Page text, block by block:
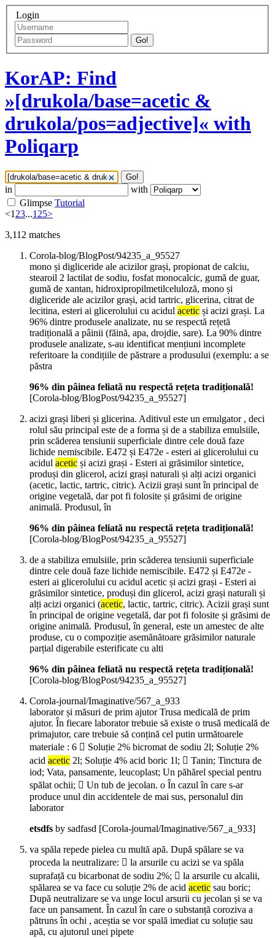
Login
Go!
KorAP: Find
»[drukola/base=acetic &
drukola/pos=adjective]« with
Poliqarp
Go!
in
with
Glimpse Tutorial
<123...125>
3,112 matches
Corola-blog/BlogPost/94235_a_95527
mono și digliceride ale acizilor grași, propionat de calciu,
stearoil 2 lactilat de sodiu, fosfat monocalcic, gumă de guar,
gumă de xantan, hidroxipropilmetilceluloză, mono și
digliceride ale acizilor grași, acid tartric, glicerina, citrat de
lecitina, esteri ai glicerolului cu acidul acetic și acizi grași. La
96% dintre produsele analizate, nu se respectă rețetă
tradițională a pâinii (făină, apa, drojdie, sare). La 90% dintre
produsele analizate, s-au identificat mențiuni incomplete
referitoare la condițiile de păstrare a produsului (exemplu: a se
păstra
96% din pâinea feliată nu respectă rețeta tradițională!
[Corola-blog/BlogPost/94235_a_95527]
acizi grași liberi și glicerina. Aditivul este un emulgator , deci
rolul său principal este de a forma și de a stabiliza emulsiile,
prin scăderea tensiunii superficiale dintre cele două faze
lichide nemiscibile. E472 și E472e - esteri ai glicerolului cu
acidul acetic și acizi grași - Esteri ai grăsimilor sintetice,
produși din glicerol, acizi grași naturali și alți acizi organici
(acetic, lactic, tartric, citric). Acizii grași sunt în principal de
origine vegetală, dar pot fi folosite și grăsimi de origine
animală. Produsul, în
96% din pâinea feliată nu respectă rețeta tradițională!
[Corola-blog/BlogPost/94235_a_95527]
de a stabiliza emulsiile, prin scăderea tensiunii superficiale
dintre cele două faze lichide nemiscibile. E472 și E472e -
esteri ai glicerolului cu acidul acetic și acizi grași - Esteri ai
grăsimilor sintetice, produși din glicerol, acizi grași naturali și
alți acizi organici (acetic, lactic, tartric, citric). Acizii grași sunt
în principal de origine vegetală, dar pot fi folosite și grăsimi de
origine animală. Produsul, în general, este un amestec de alte
produse, cu o compoziție asemănătoare grăsimilor naturale
parțial digerabile esterificate cu alti
96% din pâinea feliată nu respectă rețeta tradițională!
[Corola-blog/BlogPost/94235_a_95527]
Corola-journal/Imaginative/567_a_933
laborator și măsuri de prim ajutor Trusa medicală de prim
ajutor. În fiecare laborator trebuie să existe o trusă medicală de
primajutor, care trebuie să conțină cel putin următoarele
materiale : 6  Soluție 2% bicromat de sodiu 2l; Soluție 2%
acid acetic 2l; Soluție 4% acid boric 1l;  Tanin; Tinctura de
iod; Vata, pansamente, leucoplast; Un păhărel special pentru
spălat ochii;  Un tub de jecolan. o În cazul în care s-ar
produce unul din accidentele de mai sus, personalul din
laborator
etsdfs by sadfasd [Corola-journal/Imaginative/567_a_933]
va spăla repede pielea cu multă apă. După spălare se va
proceda la neutralizare:  la arsurile cu acizi se va spăla
suprafață cu bicarbonat de sodiu 2%;  la arsurile cu alcalii,
spălarea se va face cu soluție 2% de acid acetic sau boric;
După neutralizare se va unge locul arsurii cu jecolan și se va
face un pansament. În cazul în care o substanță coroziva a
pătruns în ochi , aceștia se vor spală imediat cu soluție sau
apă, cu ajutorul unei pipete